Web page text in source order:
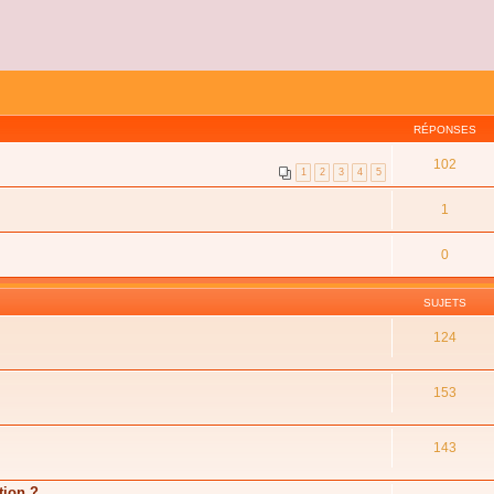
RÉPONSES
1 2 3 4 5 102
1
0
SUJETS
124
153
143